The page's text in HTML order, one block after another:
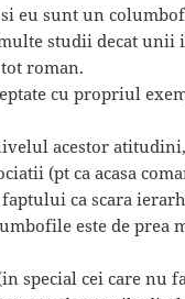
eu sunt un
studii decat unii
roman.
cu propriul
acestor
(pt ca acasa
ca scara
este de prea
special cei care nu